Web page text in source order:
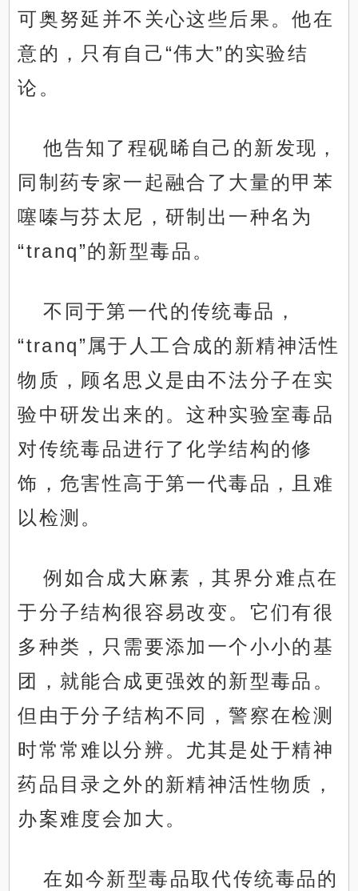
可奥努延并不关心这些后果。他在
意的，只有自己“伟大”的实验结
论。
他告知了程砚晞自己的新发现，
同制药专家一起融合了大量的甲苯
噻嗪与芬太尼，研制出一种名为
“tranq”的新型毒品。
不同于第一代的传统毒品，
“tranq”属于人工合成的新精神活性
物质，顾名思义是由不法分子在实
验中研发出来的。这种实验室毒品
对传统毒品进行了化学结构的修
饰，危害性高于第一代毒品，且难
以检测。
例如合成大麻素，其界分难点在
于分子结构很容易改变。它们有很
多种类，只需要添加一个小小的基
团，就能合成更强效的新型毒品。
但由于分子结构不同，警察在检测
时常常难以分辨。尤其是处于精神
药品目录之外的新精神活性物质，
办案难度会加大。
在如今新型毒品取代传统毒品的